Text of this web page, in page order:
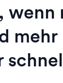
wenn
mehr